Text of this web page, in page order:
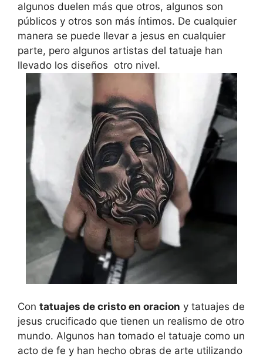
algunos duelen más que otros, algunos son
públicos y otros son más íntimos. De cualquier
manera se puede llevar a jesus en cualquier
parte, pero algunos artistas del tatuaje han
llevado los diseños otro nivel.
Con tatuajes de cristo en oracion y tatuajes de
jesus crucificado que tienen un realismo de otro
mundo. Algunos han tomado el tatuaje como un
acto de fe y han hecho obras de arte utilizando